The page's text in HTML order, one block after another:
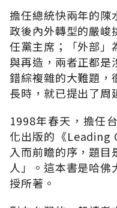
擔任總統快兩年的陳
政後內外轉型的嚴峻
任黨主席；「外部」
與再造，兩者正都是
錯綜複雜的大難題，
長時，就已提出了周
1998年春天，擔任
化出版的《Leading
入而前瞻的序，題
人」。這本書是哈
授所著。